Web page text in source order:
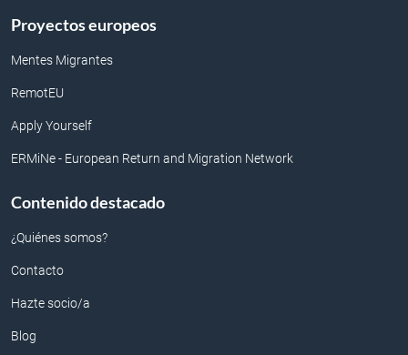
Proyectos europeos
Mentes Migrantes
RemotEU
Apply Yourself
ERMiNe - European Return and Migration Network
Contenido destacado
¿Quiénes somos?
Contacto
Hazte socio/a
Blog